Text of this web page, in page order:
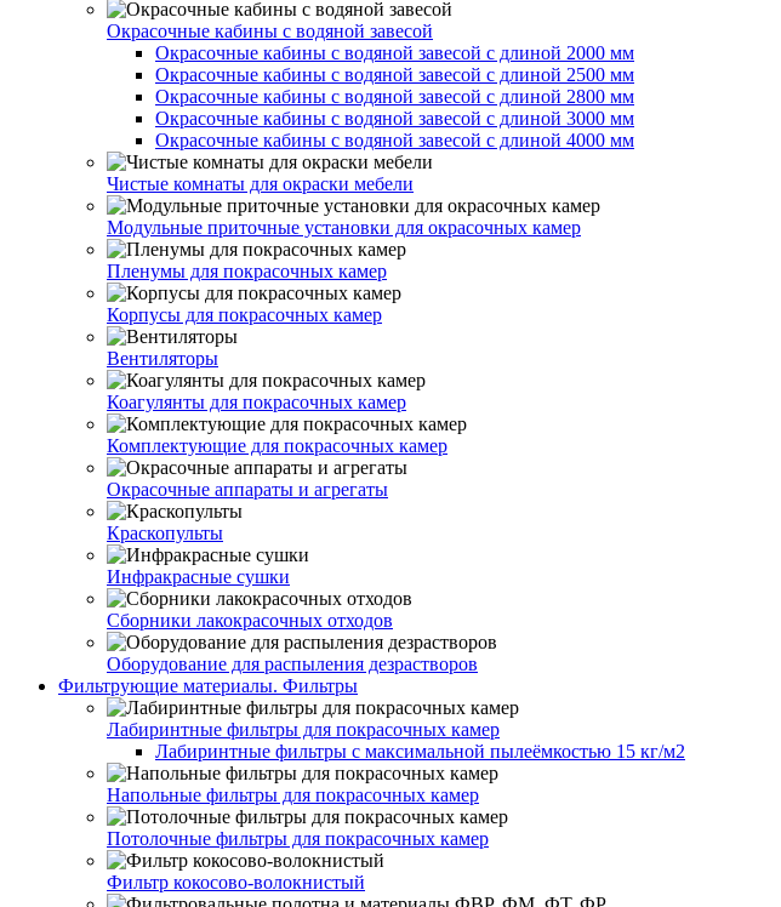
Окрасочные кабины с водяной завесой
Окрасочные кабины с водяной завесой с длиной 2000 мм
Окрасочные кабины с водяной завесой с длиной 2500 мм
Окрасочные кабины с водяной завесой с длиной 2800 мм
Окрасочные кабины с водяной завесой с длиной 3000 мм
Окрасочные кабины с водяной завесой с длиной 4000 мм
Чистые комнаты для окраски мебели
Модульные приточные установки для окрасочных камер
Пленумы для покрасочных камер
Корпусы для покрасочных камер
Вентиляторы
Коагулянты для покрасочных камер
Комплектующие для покрасочных камер
Окрасочные аппараты и агрегаты
Краскопульты
Инфракрасные сушки
Сборники лакокрасочных отходов
Оборудование для распыления дезрастворов
Фильтрующие материалы. Фильтры
Лабиринтные фильтры для покрасочных камер
Лабиринтные фильтры с максимальной пылеёмкостью 15 кг/м2
Напольные фильтры для покрасочных камер
Потолочные фильтры для покрасочных камер
Фильтр кокосово-волокнистый